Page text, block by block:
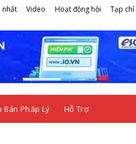
nhất Video Hoạt động hội Tạp chí
Bản Pháp Lý Hỗ Trợ